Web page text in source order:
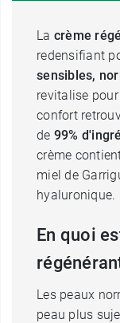
La crème
redensifiant
sensibles,
revitalise
confort
de 99%
crème
miel de
hyaluronique.
En quoi
Les peaux
peau plus